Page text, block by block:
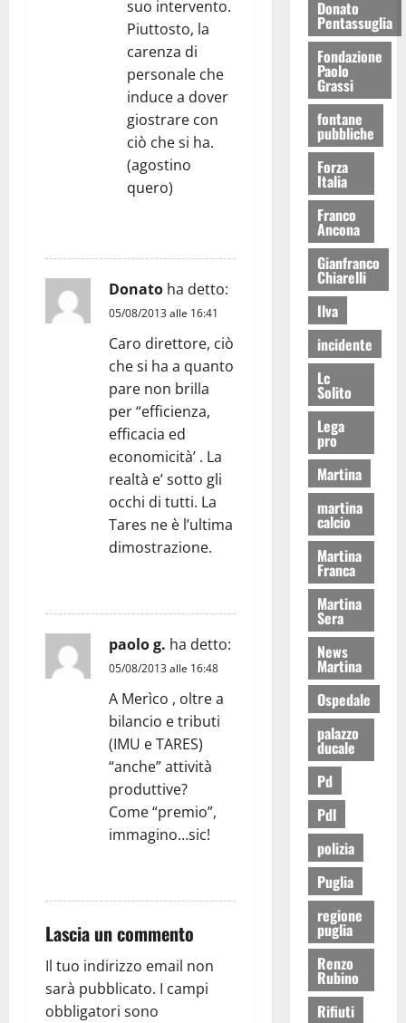
suo intervento.
Piuttosto, la
carenza di
personale che
induce a dover
giostrare con
ciò che si ha.
(agostino
quero)
Donato ha detto:
05/08/2013 alle 16:41
Caro direttore, ciò
che si ha a quanto
pare non brilla
per “efficienza,
efficacia ed
economicità’ . La
realtà e’ sotto gli
occhi di tutti. La
Tares ne è l’ultima
dimostrazione.
paolo g. ha detto:
05/08/2013 alle 16:48
A Merìco , oltre a
bilancio e tributi
(IMU e TARES)
“anche” attività
produttive?
Come “premio”,
immagino…sic!
Lascia un commento
Il tuo indirizzo email non
sarà pubblicato. I campi
obbligatori sono
Donato
Pentassuglia
Fondazione
Paolo
Grassi
fontane
pubbliche
Forza
Italia
Franco
Ancona
Gianfranco
Chiarelli
Ilva
incidente
Lc
Solito
Lega
pro
Martina
martina
calcio
Martina
Franca
Martina
Sera
News
Martina
Ospedale
palazzo
ducale
Pd
Pdl
polizia
Puglia
regione
puglia
Renzo
Rubino
Rifiuti